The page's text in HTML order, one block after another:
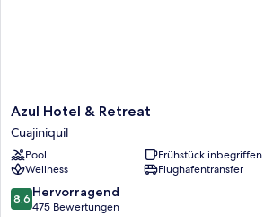
Azul
Hotel
&
Retreat
Cuajiniquil
Azul Hotel & Retreat
Cuajiniquil
Pool
Frühstück inbegriffen
Wellness
Flughafentransfer
8.6
von
8.6 Hervorragend
475 Bewertungen